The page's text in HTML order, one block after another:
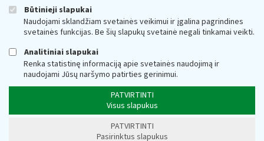
Būtinieji slapukai
Naudojami sklandžiam svetainės veikimui ir įgalina pagrindines
svetainės funkcijas. Be šių slapukų svetainė negali tinkamai veikti.
Analitiniai slapukai
Renka statistinę informaciją apie svetainės naudojimą ir
naudojami Jūsų naršymo patirties gerinimui.
PATVIRTINTI
Visus slapukus
PATVIRTINTI
Pasirinktus slapukus